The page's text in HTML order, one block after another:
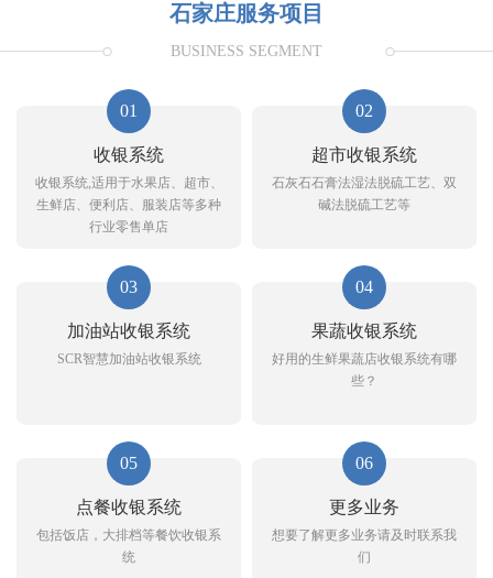
石家庄服务项目
BUSINESS SEGMENT
01
收银系统
收银系统,适用于水果店、超市、
生鲜店、便利店、服装店等多种
行业零售单店
02
超市收银系统
石灰石石膏法湿法脱硫工艺、双
碱法脱硫工艺等
03
加油站收银系统
SCR智慧加油站收银系统
04
果蔬收银系统
好用的生鲜果蔬店收银系统有哪
些？
05
点餐收银系统
包括饭店，大排档等餐饮收银系
统
06
更多业务
想要了解更多业务请及时联系我
们